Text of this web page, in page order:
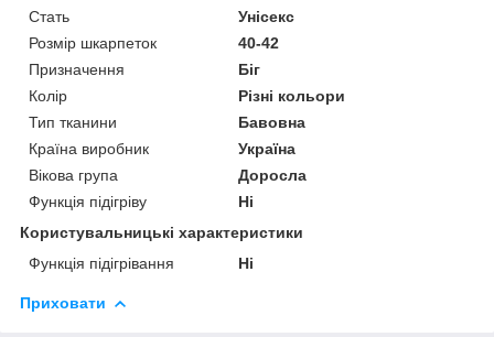
Стать
Унісекс
Розмір шкарпеток
40-42
Призначення
Біг
Колір
Різні кольори
Тип тканини
Бавовна
Країна виробник
Україна
Вікова група
Доросла
Функція підігріву
Ні
Користувальницькі характеристики
Функція підігрівання
Ні
Приховати